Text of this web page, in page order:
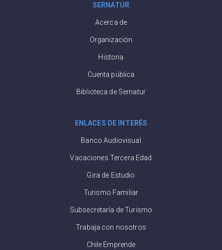
SERNATUR
Acerca de
Organización
Historia
Cuenta pública
Biblioteca de Sernatur
ENLACES DE INTERÉS
Banco Audiovisual
Vacaciones Tercera Edad
Gira de Estudio
Turismo Familiar
Subsecretaría de Turismo
Trabaja con nosotros
Chile Emprende